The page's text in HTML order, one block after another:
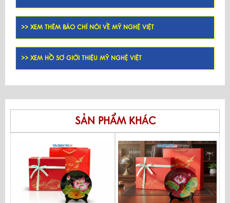
>> XEM THÊM BÁO CHÍ NÓI VỀ MỸ NGHỆ VIỆT
>> XEM HỒ SƠ GIỚI THIỆU MỸ NGHỆ VIỆT
SẢN PHẨM KHÁC